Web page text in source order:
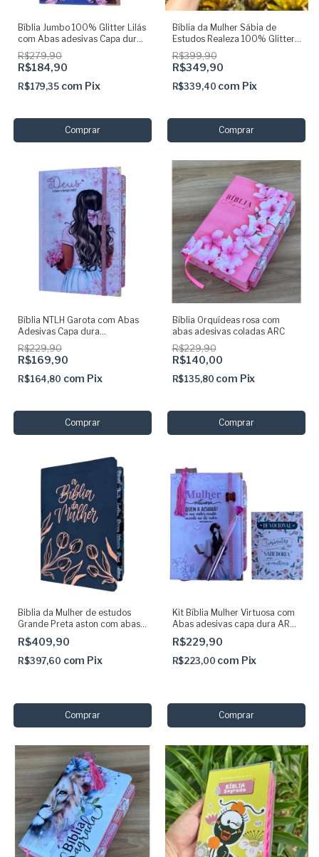
Bíblia Jumbo 100% Glitter Lilás
com Abas adesivas Capa dura
Acolchoada e Harpa
R$279,90
R$184,90
R$179,35 com Pix
Bíblia da Mulher Sábia de
Estudos Realeza 100% Glitter
com Abas adesivas + Elástico +
Marcador com pingentes
R$399,90
R$349,90
R$339,40 com Pix
Bíblia NTLH Garota com Abas
Adesivas Capa dura
acolchoada + elastico rosa
R$229,90
R$169,90
R$164,80 com Pix
Bíblia Orquídeas rosa com
abas adesivas coladas ARC
R$229,90
R$140,00
R$135,80 com Pix
Biblia da Mulher de estudos
Grande Preta aston com abas
adesivas coladas NAA capa
luxo SBB
R$409,90
R$397,60 com Pix
Kit Bíblia Mulher Virtuosa com
Abas adesivas capa dura ARC
+ devocional + caneta + marca
páginas
R$229,90
R$223,00 com Pix